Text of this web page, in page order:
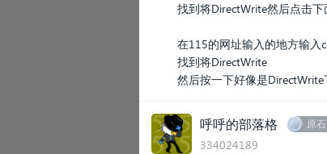
找到将DirectWrite然后点击
在115的网址输入的地方输入
找到将DirectWrite
然后按一下好像是DirectWrite
呼呼的部落格 原
334024189